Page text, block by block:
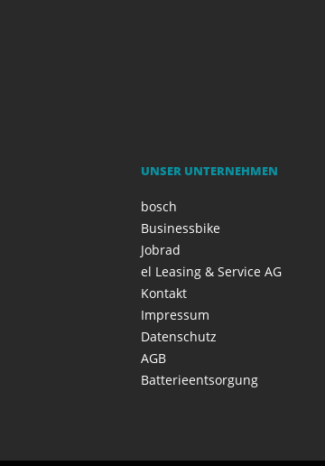
UNSER UNTERNEHMEN
bosch
Businessbike
Jobrad
el Leasing & Service AG
Kontakt
Impressum
Datenschutz
AGB
Batterieentsorgung